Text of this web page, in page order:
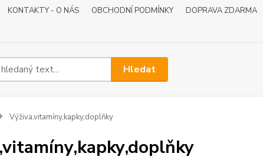
KONTAKTY - O NÁS OBCHODNÍ PODMÍNKY
DOPRAVA ZDARMA
Hledat
Výživa,vitamíny,kapky,doplňky